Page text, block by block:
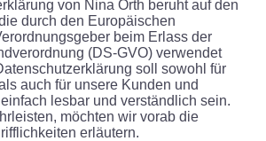
von Nina Orth beruht auf den
durch den Europäischen
beim Erlass der
(DS-GVO) verwendet
soll sowohl für
auch für unsere Kunden und
lesbar und verständlich sein.
möchten wir vorab die
erläutern.